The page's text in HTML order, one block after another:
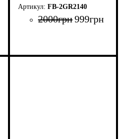
FB-2GR2140
2000грн999грн